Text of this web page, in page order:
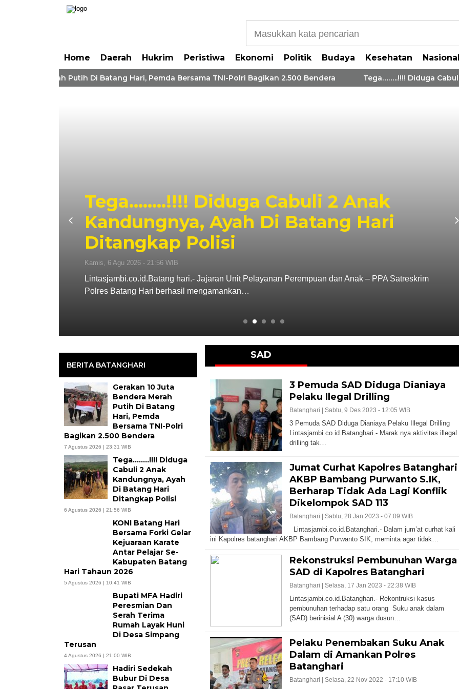
Home Daerah Hukrim Peristiwa Ekonomi Politik Budaya Kesehatan Nasional
Merah Putih Di Batang Hari, Pemda Bersama TNI-Polri Bagikan 2.500 Bendera Tega……..!!!! Diduga Cabuli
Tega……..!!!! Diduga Cabuli 2 Anak
Kandungnya, Ayah Di Batang Hari
Ditangkap Polisi
Kamis, 6 Agu 2026 - 21:56 WIB
Lintasjambi.co.id.Batang hari.- Jajaran Unit Pelayanan Perempuan dan Anak – PPA Satreskrim
Polres Batang Hari berhasil mengamankan…
BERITA BATANGHARI
Gerakan 10 Juta
Bendera Merah
Putih Di Batang
Hari, Pemda
Bersama TNI-Polri
Bagikan 2.500 Bendera
7 Agustus 2026 | 23:31 WIB
Tega……..!!!! Diduga
Cabuli 2 Anak
Kandungnya, Ayah
Di Batang Hari
Ditangkap Polisi
6 Agustus 2026 | 21:56 WIB
KONI Batang Hari
Bersama Forki Gelar
Kejuaraan Karate
Antar Pelajar Se-
Kabupaten Batang
Hari Tahaun 2026
5 Agustus 2026 | 10:41 WIB
Bupati MFA Hadiri
Peresmian Dan
Serah Terima
Rumah Layak Huni
Di Desa Simpang
Terusan
4 Agustus 2026 | 21:00 WIB
Hadiri Sedekah
Bubur Di Desa
SAD
3 Pemuda SAD Diduga Dianiaya
Pelaku Ilegal Drilling
Batanghari | Sabtu, 9 Des 2023 - 12:05 WIB
3 Pemuda SAD Diduga Dianiaya Pelaku Illegal Drilling
Lintasjambi.co.id.Batanghari.- Marak nya aktivitas illegal
drilling tak…
Jumat Curhat Kapolres Batanghari
AKBP Bambang Purwanto S.IK,
Berharap Tidak Ada Lagi Konflik
Dikelompok SAD 113
Batanghari | Sabtu, 28 Jan 2023 - 07:09 WIB
Lintasjambi.co.id.Batanghari.- Dalam jum’at curhat kali
ini Kapolres batanghari AKBP Bambang Purwanto SIK, meminta agar tidak…
Rekonstruksi Pembunuhan Warga
SAD di Kapolres Batanghari
Batanghari | Selasa, 17 Jan 2023 - 22:38 WIB
Lintasjambi.co.id.Batanghari.- Rekontruksi kasus
pembunuhan terhadap satu orang Suku anak dalam
(SAD) berinisial A (30) warga dusun…
Pelaku Penembakan Suku Anak
Dalam di Amankan Polres
Batanghari
Batanghari | Selasa, 22 Nov 2022 - 17:10 WIB